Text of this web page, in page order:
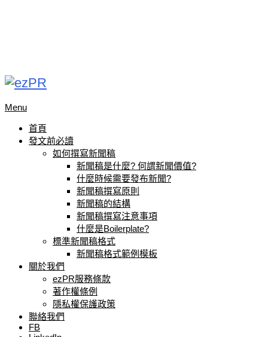
Menu
首頁
發文前必讀
如何撰寫新聞稿
新聞稿是什麼? 何謂新聞價值?
什麼時候需要發布新聞?
新聞稿撰寫原則
新聞稿的結構
新聞稿撰寫注意事項
什麼是Boilerplate?
標準新聞稿格式
新聞稿格式範例模板
關於我們
ezPR服務條款
著作權條例
隱私權保護政策
聯絡我們
FB